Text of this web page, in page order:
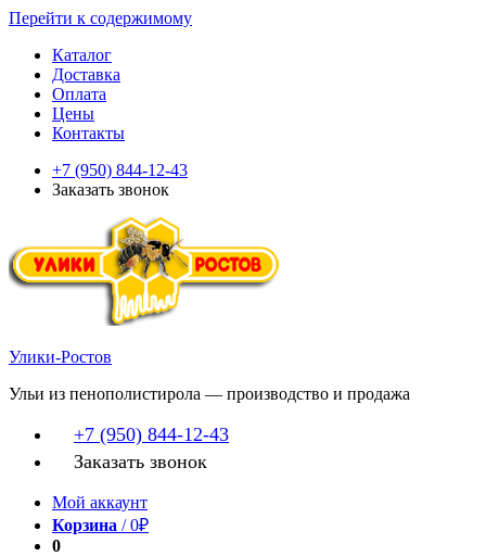
Перейти к содержимому
Каталог
Доставка
Оплата
Цены
Контакты
+7 (950) 844-12-43
Заказать звонок
Улики-Ростов
Ульи из пенополистирола — производство и продажа
+7 (950) 844-12-43
Заказать звонок
Мой аккаунт
Корзина /0₽
0